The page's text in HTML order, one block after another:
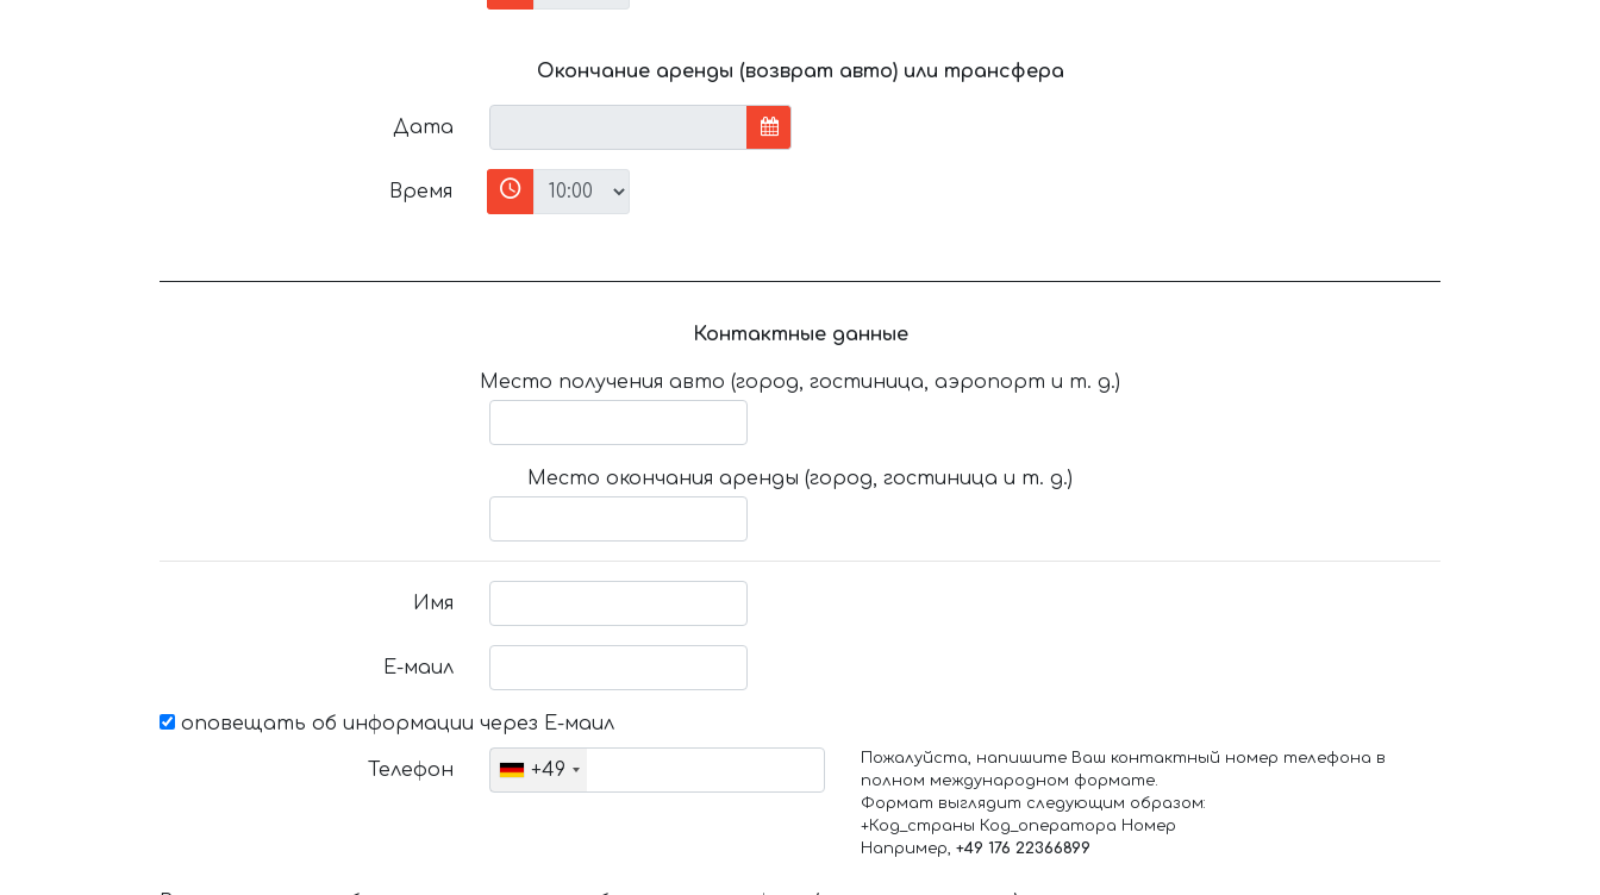
Окончание аренды (возврат авто) или трансфера
Дата
Время
Контактные данные
Место получения авто (город, гостиница, аэропорт и т. д.)
Место окончания аренды (город, гостиница и т. д.)
Имя
Е-маил
оповещать об информации через Е-маил
Телефон +49
Пожалуйста, напишите Ваш контактный номер телефона в
полном международном формате.
Формат выглядит следующим образом:
+Код_страны Код_оператора Номер
Например, +49 176 22366899